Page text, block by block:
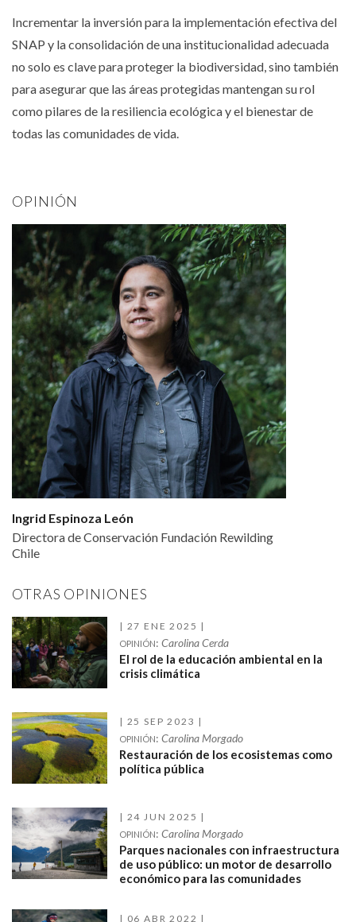
Incrementar la inversión para la implementación efectiva del
SNAP y la consolidación de una institucionalidad adecuada
no solo es clave para proteger la biodiversidad, sino también
para asegurar que las áreas protegidas mantengan su rol
como pilares de la resiliencia ecológica y el bienestar de
todas las comunidades de vida.
OPINIÓN
Ingrid Espinoza León
Directora de Conservación Fundación Rewilding
Chile
OTRAS OPINIONES
27 ENE 2025
OPINIÓN: Carolina Cerda
El rol de la educación ambiental en la
crisis climática
25 SEP 2023
OPINIÓN: Carolina Morgado
Restauración de los ecosistemas como
política pública
24 JUN 2025
OPINIÓN: Carolina Morgado
Parques nacionales con infraestructura
de uso público: un motor de desarrollo
económico para las comunidades
06 ABR 2022